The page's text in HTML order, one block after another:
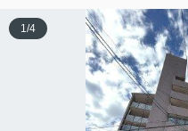
1 /4